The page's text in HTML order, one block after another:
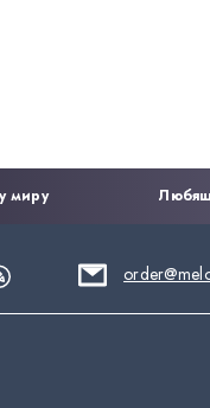
миру